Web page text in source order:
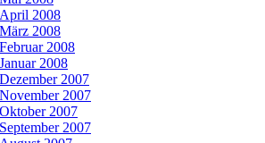
April 2008
März 2008
Februar 2008
Januar 2008
Dezember 2007
November 2007
Oktober 2007
September 2007